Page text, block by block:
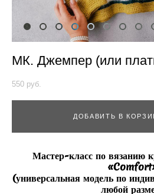
МК. Джемпер (или
550 pуб.
ДОБАВИТЬ В
Мастер-класс по вязанию
(универсальная модель по
любой